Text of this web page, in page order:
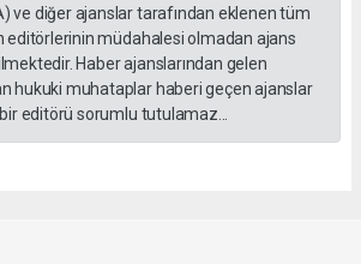
ve diğer ajanslar tarafından eklenen tüm
editörlerinin müdahalesi olmadan ajans
Haber ajanslarından gelen
hukuki muhataplar haberi geçen ajanslar
editörü sorumlu tutulamaz...